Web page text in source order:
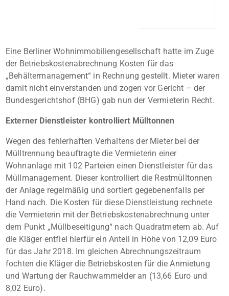
Eine Berliner Wohnimmobiliengesellschaft hatte im Zuge
der Betriebskostenabrechnung Kosten für das
„Behältermanagement“ in Rechnung gestellt. Mieter waren
damit nicht einverstanden und zogen vor Gericht – der
Bundesgerichtshof (BHG) gab nun der Vermieterin Recht.
Externer Dienstleister kontrolliert Mülltonnen
Wegen des fehlerhaften Verhaltens der Mieter bei der
Mülltrennung beauftragte die Vermieterin einer
Wohnanlage mit 102 Parteien einen Dienstleister für das
Müllmanagement. Dieser kontrolliert die Restmülltonnen
der Anlage regelmäßig und sortiert gegebenenfalls per
Hand nach. Die Kosten für diese Dienstleistung rechnete
die Vermieterin mit der Betriebskostenabrechnung unter
dem Punkt „Müllbeseitigung“ nach Quadratmetern ab. Auf
die Kläger entfiel hierfür ein Anteil in Höhe von 12,09 Euro
für das Jahr 2018. Im gleichen Abrechnungszeitraum
fochten die Kläger die Betriebskosten für die Anmietung
und Wartung der Rauchwarnmelder an (13,66 Euro und
8,02 Euro).